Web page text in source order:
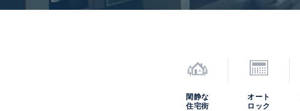
閑静な
住宅街
オート
ロック